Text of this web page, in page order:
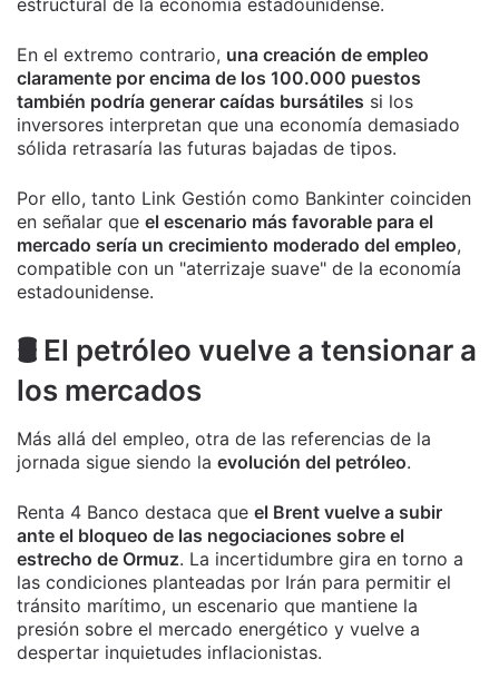
En el extremo contrario, una creación de empleo
claramente por encima de los 100.000 puestos
también podría generar caídas bursátiles si los
inversores interpretan que una economía demasiado
sólida retrasaría las futuras bajadas de tipos.
Por ello, tanto Link Gestión como Bankinter coinciden
en señalar que el escenario más favorable para el
mercado sería un crecimiento moderado del empleo,
compatible con un "aterrizaje suave" de la economía
estadounidense.
🛢️ El petróleo vuelve a tensionar a
los mercados
Más allá del empleo, otra de las referencias de la
jornada sigue siendo la evolución del petróleo.
Renta 4 Banco destaca que el Brent vuelve a subir
ante el bloqueo de las negociaciones sobre el
estrecho de Ormuz. La incertidumbre gira en torno a
las condiciones planteadas por Irán para permitir el
tránsito marítimo, un escenario que mantiene la
presión sobre el mercado energético y vuelve a
despertar inquietudes inflacionistas.